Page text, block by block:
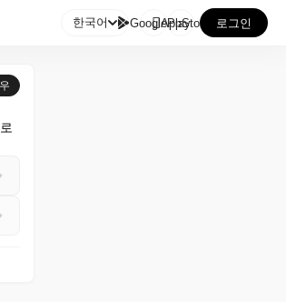
한국어 GooglePlay
AppStore 로그인